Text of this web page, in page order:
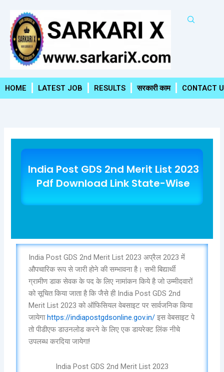
content
HOME LATEST JOB RESULTS सरकारी काम CONTACT
India Post GDS 2nd Merit List 2023
Pdf Download Link State-Wise
India Post GDS 2nd Merit List 2023 अप्रैल 2023 में
औपचारिक रूप से जारी होने की सम्भावना है। सभी बिद्यार्थी
ग्रामीण डाक सेवक के पद के लिए नामांकन किये है जो उम्मीदवारों
को सूचित किया जाता है कि जैसे ही India Post GDS 2nd
Merit List 2023 को ऑफिसियल वेबसाइट पर सार्वजनिक किया
जायेगाhttps://indiapostgdsonline.gov.in/इस वेबसाइट पे
तो पीडीएफ डाउनलोड करने के लिए एक डायरेक्ट लिंक नीचे
उपलब्ध करदिया जायेगा!
India Post GDS 2nd Merit List 2023